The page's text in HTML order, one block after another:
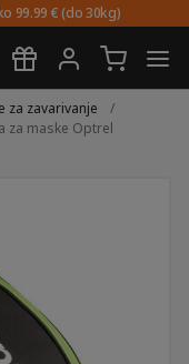
99.99 € (do 30kg)
za zavarivanje
/
za maske Optrel